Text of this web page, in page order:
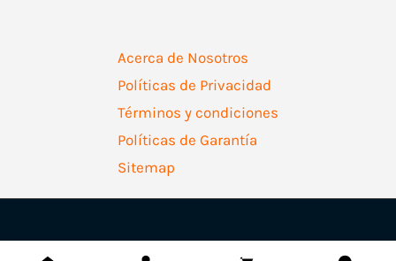
Acerca de Nosotros
Políticas de Privacidad
Términos y condiciones
Políticas de Garantía
Sitemap